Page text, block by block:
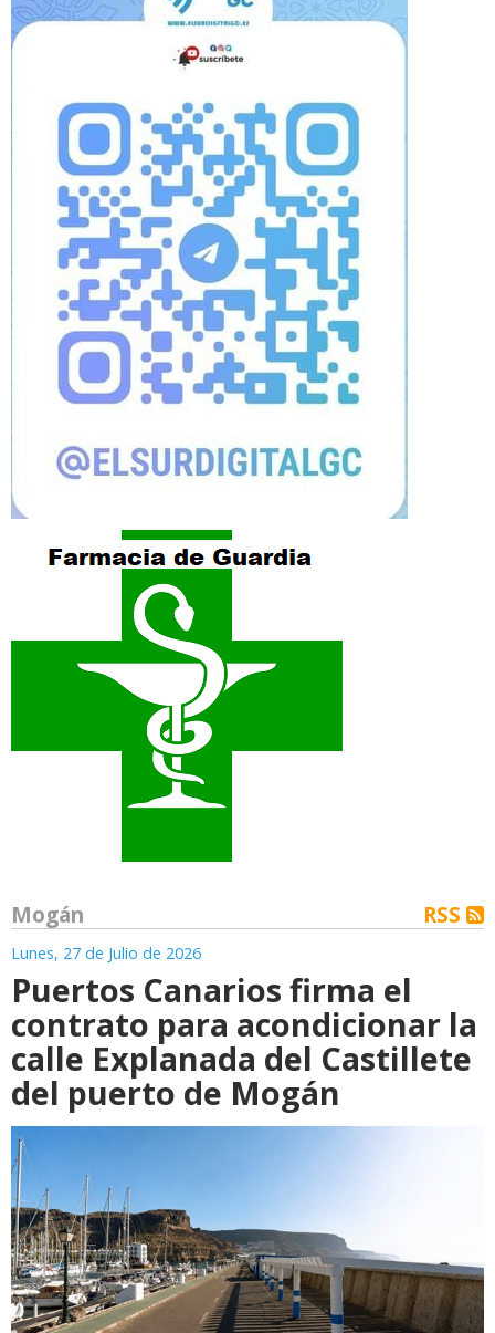
Mogán RSS
Lunes, 27 de Julio de 2026
Puertos Canarios firma el
contrato para acondicionar la
calle Explanada del Castillete
del puerto de Mogán